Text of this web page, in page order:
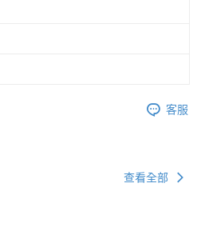
客服
查看全部